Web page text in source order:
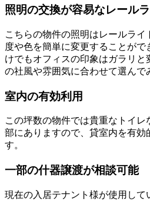
照明の交換が容易なレール
こちらの物件の照明はレールラ
度や色を簡単に変更することが
けでもオフィスの印象はガラリ
の社風や雰囲気に合わせて選んで
室内の有効利用
この坪数の物件では貴重なトイレ
部にありますので、貸室内を有
す。
一部の什器譲渡が相談可能
現在の入居テナント様が使用して